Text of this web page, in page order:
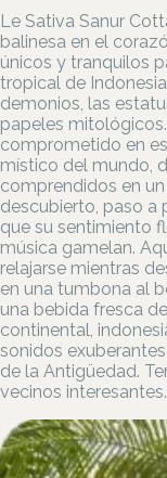
Le Sativa Sanur
balinesa en el
únicos y tranquilos
tropical de
demonios, las
papeles
comprometido en
místico del mundo,
comprendidos en
descubierto, paso a
que su sentimiento
música gamelan.
relajarse mientras
en una tumbona al
una bebida fresca
continental,
sonidos
de la Antigüedad.
vecinos interesantes.